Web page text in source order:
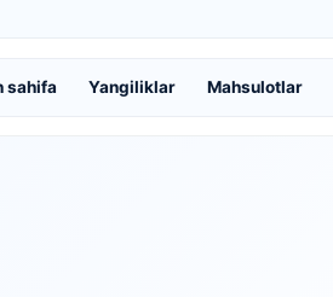
sahifa Yangiliklar Mahsulotlar